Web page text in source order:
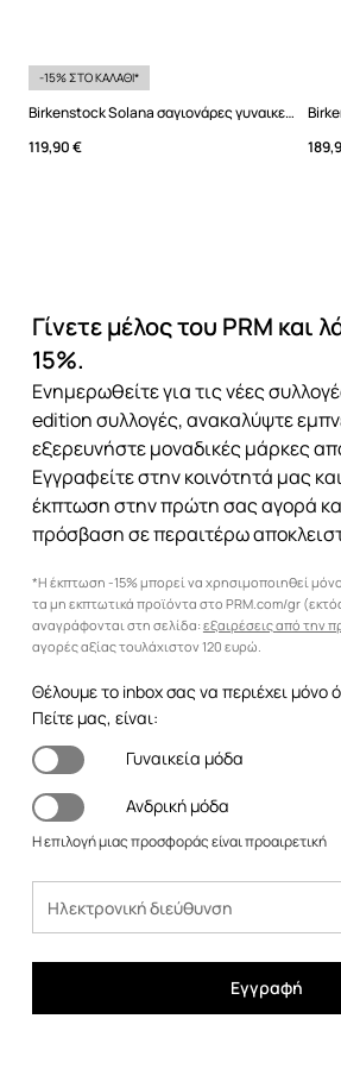
-15% ΣΤΟ ΚΑΛΑΘΙ*
Birkenstock Solana σαγιονάρες γυναικείες σουέτ
119,90 €
Γίνετε μέλος του PRM και
15%.
Ενημερωθείτε για τις νέες
edition συλλογές, ανακαλύψτε
εξερευνήστε μοναδικές μάρκες
Εγγραφείτε στην κοινότητά μας
έκπτωση στην πρώτη σας αγορά
πρόσβαση σε περαιτέρω
*Η έκπτωση -15% μπορεί να χρησιμοποιηθεί
τα μη εκπτωτικά προϊόντα στο PRM.com/gr
αναγράφονται στη σελίδα: εξαιρέσεις από την
αγορές αξίας τουλάχιστον 120 ευρώ.
Θέλουμε το inbox σας να περιέχει μόνο
Πείτε μας, είναι:
Γυναικεία μόδα
Ανδρική μόδα
Η επιλογή μιας προσφοράς είναι προαιρετική
Εγγραφή